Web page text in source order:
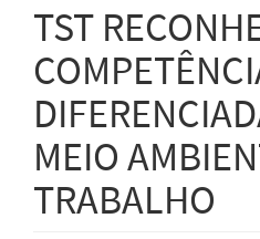
TST
MEIO
TRABALHO